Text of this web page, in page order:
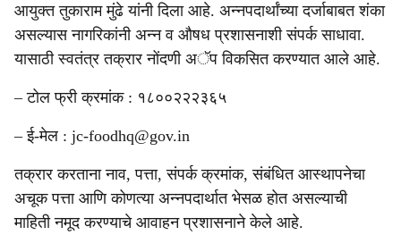
आयुक्त तुकाराम मुंढे यांनी दिला आहे. अन्नपदार्थांच्या दर्जाबाबत शंका
असल्यास नागरिकांनी अन्न व औषध प्रशासनाशी संपर्क साधावा.
यासाठी स्वतंत्र तक्रार नोंदणी अॅप विकसित करण्यात आले आहे.
– टोल फ्री क्रमांक : १८००२२२३६५
– ई-मेल : jc-foodhq@gov.in
तक्रार करताना नाव, पत्ता, संपर्क क्रमांक, संबंधित आस्थापनेचा
अचूक पत्ता आणि कोणत्या अन्नपदार्थात भेसळ होत असल्याची
माहिती नमूद करण्याचे आवाहन प्रशासनाने केले आहे.